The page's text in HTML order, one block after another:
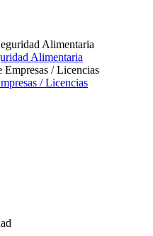
Alimentaria
/ Licencias